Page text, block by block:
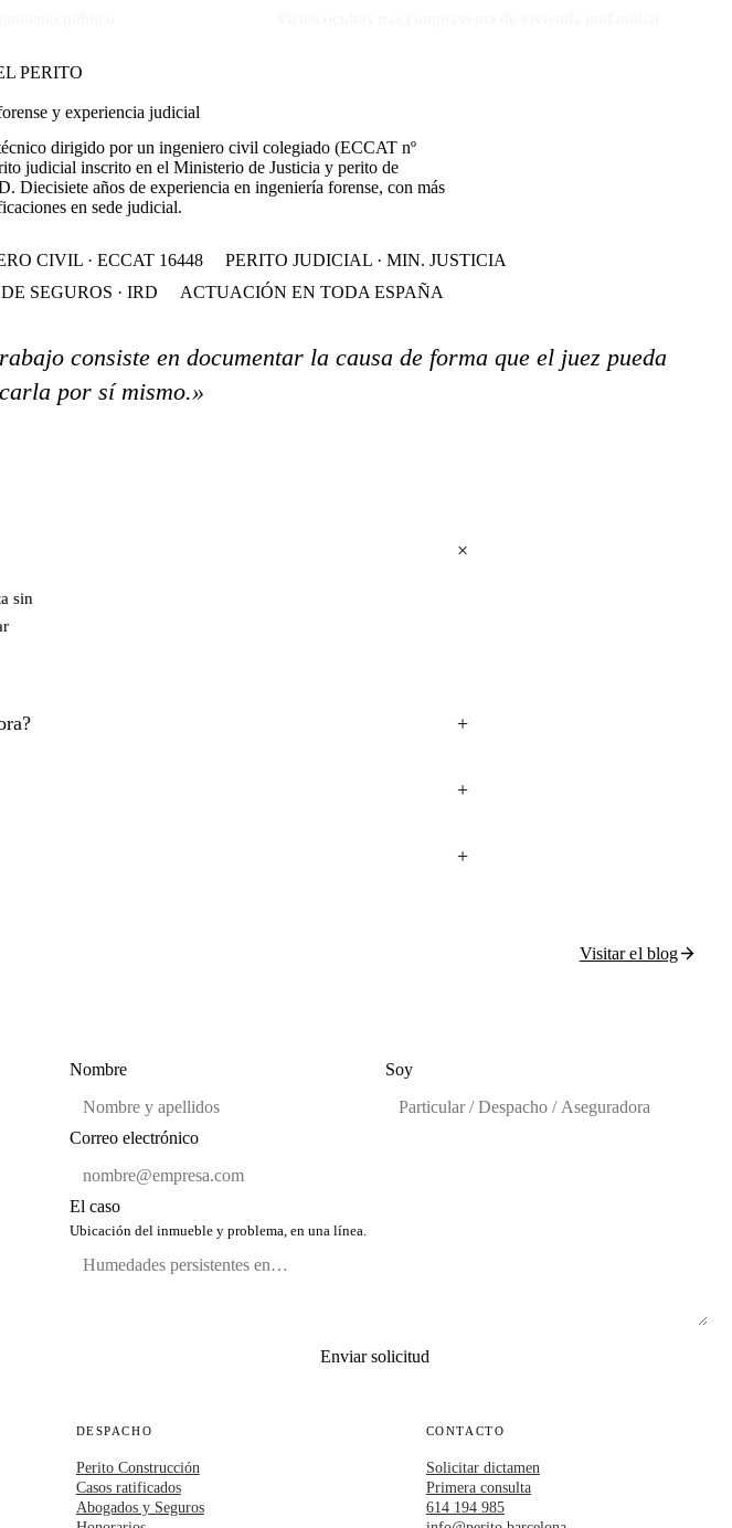
PERITO
y experiencia judicial
dirigido por un ingeniero civil colegiado (ECCAT nº
judicial inscrito en el Ministerio de Justicia y perito de
Diecisiete años de experiencia en ingeniería forense, con más
en sede judicial.
CIVIL · ECCAT 16448
PERITO JUDICIAL · MIN. JUSTICIA
SEGUROS · IRD
ACTUACIÓN EN TODA ESPAÑA
consiste en documentar la causa de forma que el juez pueda
por sí mismo.»
sin
Visitar el blog
Nombre Soy
Correo electrónico
El caso
Ubicación del inmueble y problema, en una línea.
Enviar solicitud
DESPACHO
Perito Construcción
Casos ratificados
Abogados y Seguros
CONTACTO
Solicitar dictamen
Primera consulta
614 194 985